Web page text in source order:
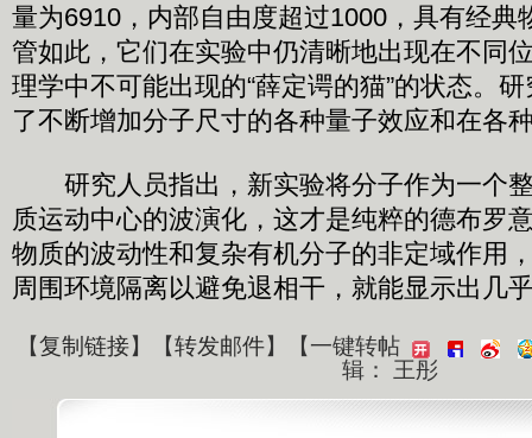
量为6910，内部自由度超过1000，具有经典
管如此，它们在实验中仍清晰地出现在不同
理学中不可能出现的“薛定谔的猫”的状态。
了不断增加分子尺寸的各种量子效应和在各
研究人员指出，新实验将分子作为一个
质运动中心的波演化，这才是纯粹的德布罗
物质的波动性和复杂有机分子的非定域作用
周围环境隔离以避免退相干，就能显示出几
【复制链接】【转发邮件】
【一键转帖
辑： 王彤